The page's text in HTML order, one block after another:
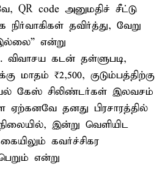
QR code அனுமதிச் சீட்டு
தவிர்த்து, வேறு
என்று
விவாசய கடன் தள்ளுபடி,
மாதம் ₹2,500, குடும்பத்திற்கு
கேஸ் சிலிண்டர்கள் இலவசம்
தனது பிரசாரத்தில்
இன்று வெளியிட
கவர்ச்சிகர
என்று